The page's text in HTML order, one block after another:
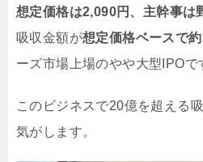
想定価格は2,090円、主幹事は
吸収金額が想定価格ベースで
ーズ市場上場のやや大型IPOで
このビジネスで20億を超える
気がします。